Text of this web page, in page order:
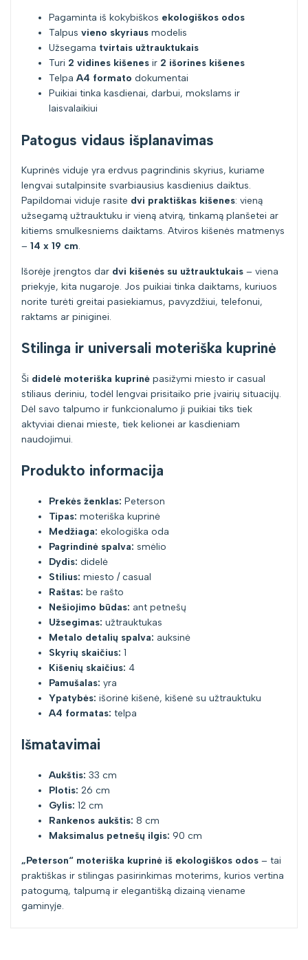
Pagaminta iš kokybiškos ekologiškos odos
Talpus vieno skyriaus modelis
Užsegama tvirtais užtrauktukais
Turi 2 vidines kišenes ir 2 išorines kišenes
Telpa A4 formato dokumentai
Puikiai tinka kasdienai, darbui, mokslams ir
laisvalaikiui
Patogus vidaus išplanavimas
Kuprinės viduje yra erdvus pagrindinis skyrius, kuriame
lengvai sutalpinsite svarbiausius kasdienius daiktus.
Papildomai viduje rasite dvi praktiškas kišenes: vieną
užsegamą užtrauktuku ir vieną atvirą, tinkamą planšetei ar
kitiems smulkesniems daiktams. Atviros kišenės matmenys
– 14 x 19 cm.
Išorėje įrengtos dar dvi kišenės su užtrauktukais – viena
priekyje, kita nugaroje. Jos puikiai tinka daiktams, kuriuos
norite turėti greitai pasiekiamus, pavyzdžiui, telefonui,
raktams ar piniginei.
Stilinga ir universali moteriška kuprinė
Ši didelė moteriška kuprinė pasižymi miesto ir casual
stiliaus deriniu, todėl lengvai prisitaiko prie įvairių situacijų.
Dėl savo talpumo ir funkcionalumo ji puikiai tiks tiek
aktyviai dienai mieste, tiek kelionei ar kasdieniam
naudojimui.
Produkto informacija
Prekės ženklas: Peterson
Tipas: moteriška kuprinė
Medžiaga: ekologiška oda
Pagrindinė spalva: smėlio
Dydis: didelė
Stilius: miesto / casual
Raštas: be rašto
Nešiojimo būdas: ant petnešų
Užsegimas: užtrauktukas
Metalo detalių spalva: auksinė
Skyrių skaičius: 1
Kišenių skaičius: 4
Pamušalas: yra
Ypatybės: išorinė kišenė, kišenė su užtrauktuku
A4 formatas: telpa
Išmatavimai
Aukštis: 33 cm
Plotis: 26 cm
Gylis: 12 cm
Rankenos aukštis: 8 cm
Maksimalus petnešų ilgis: 90 cm
„Peterson“ moteriška kuprinė iš ekologiškos odos – tai
praktiškas ir stilingas pasirinkimas moterims, kurios vertina
patogumą, talpumą ir elegantišką dizainą viename
gaminyje.